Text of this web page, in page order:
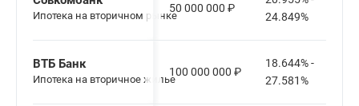
Ипотека на вторичном рынке
50 000 000 ₽
24.849%
ВТБ Банк
Ипотека на вторичное жилье
100 000 000 ₽
18.644% -
27.581%